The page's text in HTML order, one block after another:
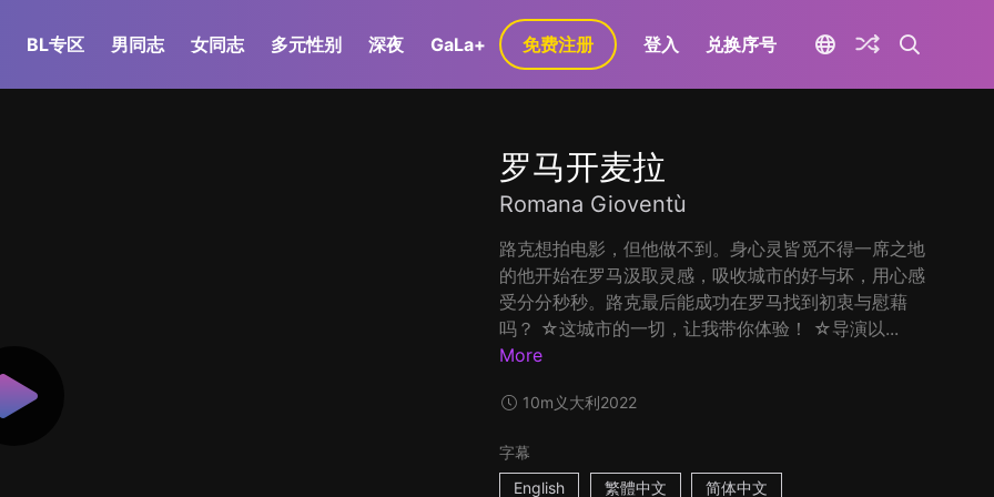
BL专区 男同志 女同志 多元性别 深夜 GaLa+ 免费注册 登入 兑换序号
罗马开麦拉
Romana Gioventù
路克想拍电影，但他做不到。身心灵皆觅不得一席之地
的他开始在罗马汲取灵感，吸收城市的好与坏，用心感
受分分秒秒。路克最后能成功在罗马找到初衷与慰藉
吗？ ☆这城市的一切，让我带你体验！ ☆导演以...
More
10m 义大利2022
字幕
English
繁體中文 简体中文